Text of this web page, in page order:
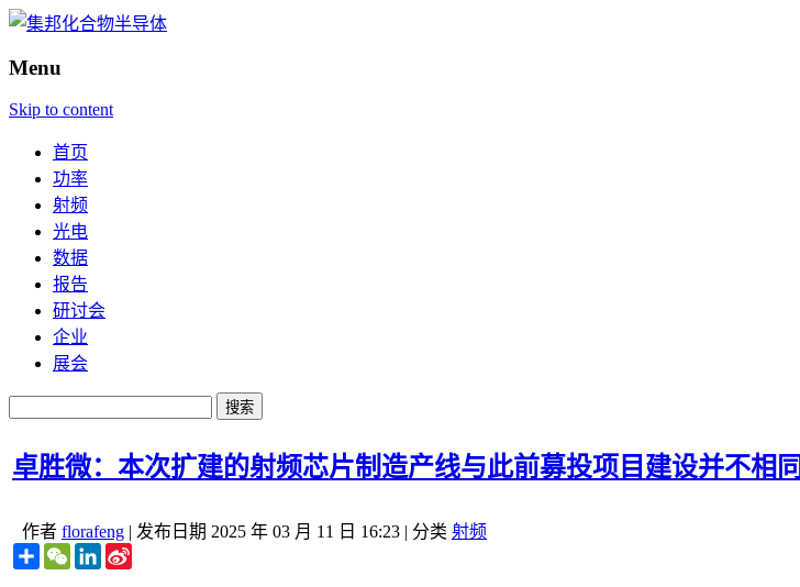
Menu
Skip to content
首页
功率
射频
光电
数据
报告
研讨会
企业
展会
卓胜微：本次扩建的射频芯片制造产线与此前募投项目建设并不相同
作者 florafeng | 发布日期 2025 年 03 月 11 日 16:23 | 分类 射频
ShareWeChatLinkedIn